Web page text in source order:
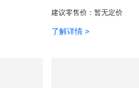
建议零售价： 暂无定价
了解详情 >